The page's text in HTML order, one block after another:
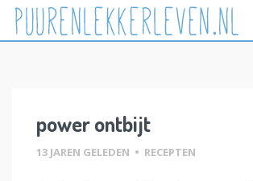
power ontbijt
13 JAREN GELEDEN • RECEPTEN